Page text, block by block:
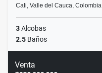
Cali, Valle del Cauca, Colombia
3Alcobas
2.5 Baños
Venta